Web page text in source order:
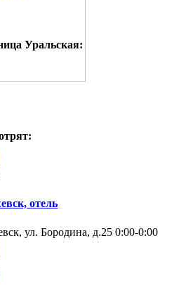
Уральская:
отель
ул. Бородина, д.25 0:00-0:00